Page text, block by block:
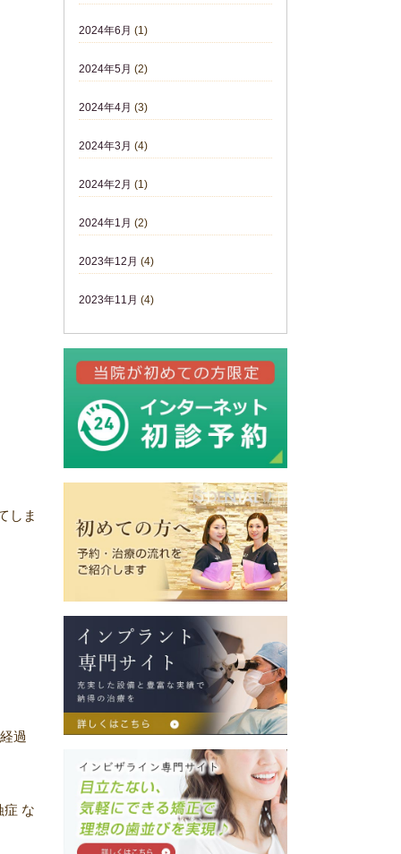
しま
過
な
2024年6月 (1)
2024年5月 (2)
2024年4月 (3)
2024年3月 (4)
2024年2月 (1)
2024年1月 (2)
2023年12月 (4)
2023年11月 (4)